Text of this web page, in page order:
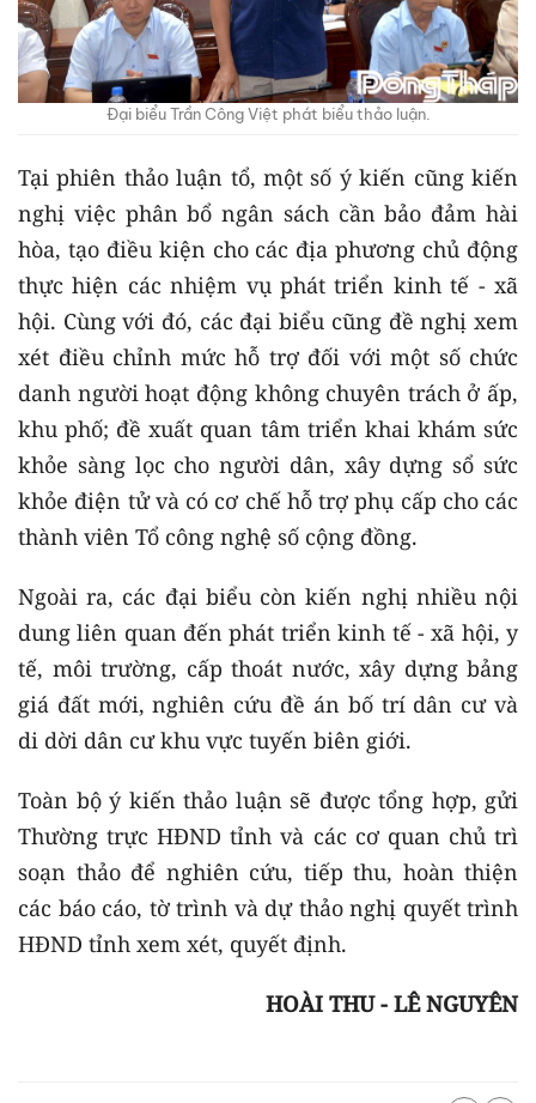
Đại biểu Trần Công Việt phát biểu thảo luận.
Tại phiên thảo luận tổ, một số ý kiến cũng kiến
nghị việc phân bổ ngân sách cần bảo đảm hài
hòa, tạo điều kiện cho các địa phương chủ động
thực hiện các nhiệm vụ phát triển kinh tế - xã
hội. Cùng với đó, các đại biểu cũng đề nghị xem
xét điều chỉnh mức hỗ trợ đối với một số chức
danh người hoạt động không chuyên trách ở ấp,
khu phố; đề xuất quan tâm triển khai khám sức
khỏe sàng lọc cho người dân, xây dựng sổ sức
khỏe điện tử và có cơ chế hỗ trợ phụ cấp cho các
thành viên Tổ công nghệ số cộng đồng.
Ngoài ra, các đại biểu còn kiến nghị nhiều nội
dung liên quan đến phát triển kinh tế - xã hội, y
tế, môi trường, cấp thoát nước, xây dựng bảng
giá đất mới, nghiên cứu đề án bố trí dân cư và
di dời dân cư khu vực tuyến biên giới.
Toàn bộ ý kiến thảo luận sẽ được tổng hợp, gửi
Thường trực HĐND tỉnh và các cơ quan chủ trì
soạn thảo để nghiên cứu, tiếp thu, hoàn thiện
các báo cáo, tờ trình và dự thảo nghị quyết trình
HĐND tỉnh xem xét, quyết định.
HOÀI THU - LÊ NGUYÊN